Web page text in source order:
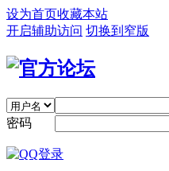
设为首页收藏本站
开启辅助访问 切换到窄版
密码